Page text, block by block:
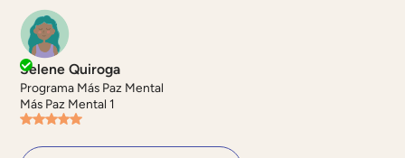
Selene Quiroga
Programa Más Paz Mental
Más Paz Mental 1